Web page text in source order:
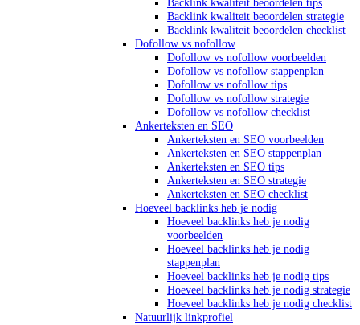
Backlink kwaliteit beoordelen strategie
Backlink kwaliteit beoordelen checklist
Dofollow vs nofollow
Dofollow vs nofollow voorbeelden
Dofollow vs nofollow stappenplan
Dofollow vs nofollow tips
Dofollow vs nofollow strategie
Dofollow vs nofollow checklist
Ankerteksten en SEO
Ankerteksten en SEO voorbeelden
Ankerteksten en SEO stappenplan
Ankerteksten en SEO tips
Ankerteksten en SEO strategie
Ankerteksten en SEO checklist
Hoeveel backlinks heb je nodig
Hoeveel backlinks heb je nodig
voorbeelden
Hoeveel backlinks heb je nodig
stappenplan
Hoeveel backlinks heb je nodig tips
Hoeveel backlinks heb je nodig strategie
Hoeveel backlinks heb je nodig checklist
Natuurlijk linkprofiel